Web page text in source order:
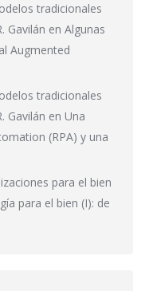
tradicionales
Gavilán en Algunas
Augmented
tradicionales
Gavilán en Una
(RPA) y una
para el bien
para el bien (I): de